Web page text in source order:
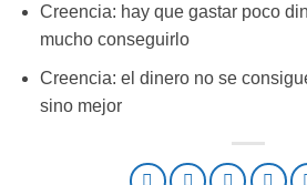
Creencia: hay que gastar poco
mucho conseguirlo
Creencia: el dinero no se
sino mejor